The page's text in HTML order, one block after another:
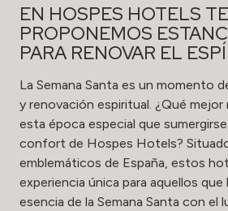
EN HOSPES HOTELS TE
PROPONEMOS
PARA RENOVAR EL
La Semana Santa es un momento
y renovación espiritual. ¿Qué mejor
esta época especial que
confort de Hospes Hotels?
emblemáticos de España, estos
experiencia única para aquellos
esencia de la Semana Santa con el